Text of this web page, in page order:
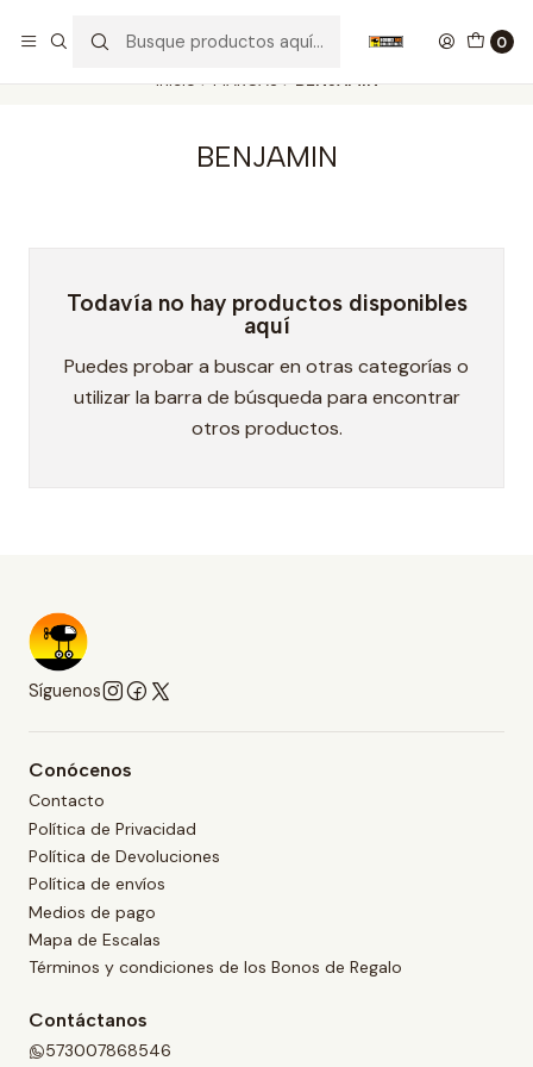
0
Inicio MARCAS BENJAMIN
BENJAMIN
Todavía no hay productos disponibles
aquí
Puedes probar a buscar en otras categorías o
utilizar la barra de búsqueda para encontrar
otros productos.
Síguenos
Conócenos
Contacto
Política de Privacidad
Política de Devoluciones
Política de envíos
Medios de pago
Mapa de Escalas
Términos y condiciones de los Bonos de Regalo
Contáctanos
573007868546